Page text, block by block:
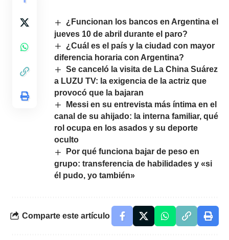
¿Funcionan los bancos en Argentina el
jueves 10 de abril durante el paro?
¿Cuál es el país y la ciudad con mayor
diferencia horaria con Argentina?
Se canceló la visita de La China Suárez
a LUZU TV: la exigencia de la actriz que
provocó que la bajaran
Messi en su entrevista más íntima en el
canal de su ahijado: la interna familiar, qué
rol ocupa en los asados y su deporte
oculto
Por qué funciona bajar de peso en
grupo: transferencia de habilidades y «si
él pudo, yo también»
Comparte este artículo